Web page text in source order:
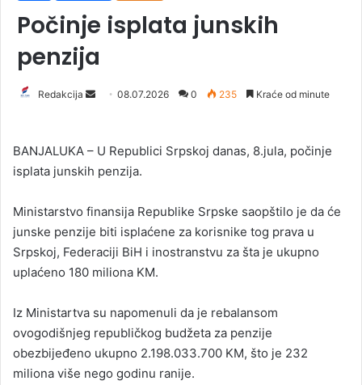
Počinje isplata junskih
penzija
Redakcija
d
a
e
m
a
i
08.07.2026 0 235 Kraće od minute
BANJALUKA – U Republici Srpskoj danas, 8.jula, počinje
isplata junskih penzija.
Ministarstvo finansija Republike Srpske saopštilo je da će
junske penzije biti isplaćene za korisnike tog prava u
Srpskoj, Federaciji BiH i inostranstvu za šta je ukupno
uplaćeno 180 miliona KM.
Iz Ministartva su napomenuli da je rebalansom
ovogodišnjeg republičkog budžeta za penzije
obezbijeđeno ukupno 2.198.033.700 KM, što je 232
miliona više nego godinu ranije.